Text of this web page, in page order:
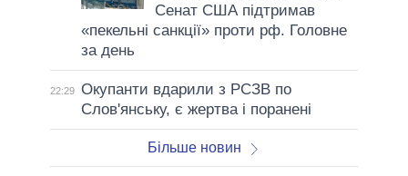
Сенат США підтримав
«пекельні санкції» проти рф. Головне
за день
22:29 Окупанти вдарили з РСЗВ по
Слов'янську, є жертва і поранені
Більше новин